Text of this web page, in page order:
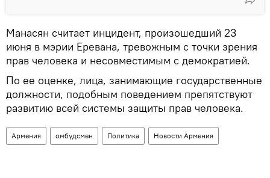
Манасян считает инцидент, произошедший 23
июня в мэрии Еревана, тревожным с точки зрения
прав человека и несовместимым с демократией.
По ее оценке, лица, занимающие государственные
должности, подобным поведением препятствуют
развитию всей системы защиты прав человека.
Армения омбудсмен Политика Новости Армения